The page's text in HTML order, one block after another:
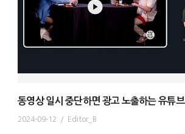
동영상 일시 중단하면 광고 노출하는 유튜브
2024-09-12 / Editor_B